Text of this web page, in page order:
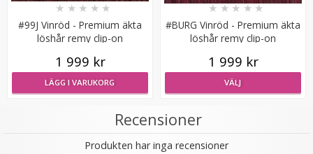
★★ ★ ★
LÄGG I VARUKORG
#99J Vinröd - Premium äkta
löshår remy clip-on
★ ★ ★ ★ ★
1 999 kr
LÄGG I VARUKORG
#BURG Vinröd - Premium äkta
löshår remy clip-on
★★★★★
1 999 kr
VÄLJ
Recensioner
Produkten har inga recensioner